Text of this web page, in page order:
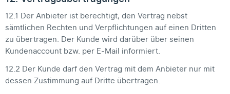
12.1 Der Anbieter ist berechtigt, den Vertrag nebst
sämtlichen Rechten und Verpflichtungen auf einen Dritten
zu übertragen. Der Kunde wird darüber über seinen
Kundenaccount bzw. per E-Mail informiert.
12.2 Der Kunde darf den Vertrag mit dem Anbieter nur mit
dessen Zustimmung auf Dritte übertragen.